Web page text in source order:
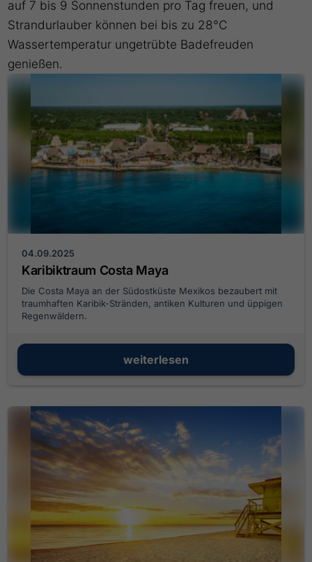
auf 7 bis 9 Sonnenstunden pro Tag freuen, und
Strandurlauber können bei bis zu 28°C
Wassertemperatur ungetrübte Badefreuden
genießen.
04.09.2025
Karibiktraum Costa Maya
Die Costa Maya an der Südostküste Mexikos bezaubert mit
traumhaften Karibik-Stränden, antiken Kulturen und üppigen
Regenwäldern.
weiterlesen